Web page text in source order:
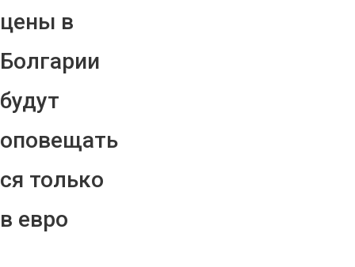
цены в
Болгарии
будут
оповещать
ся только
в евро